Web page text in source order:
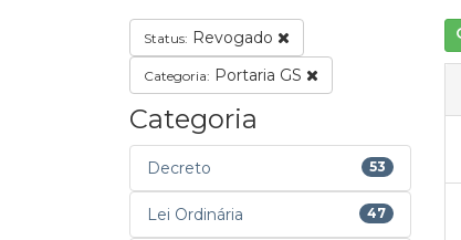
Status: Revogado
Categoria: Portaria GS
Categoria
Decreto 53
Lei Ordinária 47